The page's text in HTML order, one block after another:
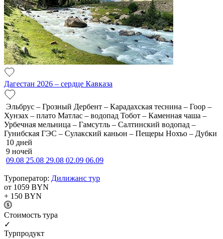
Дагестан 2026 – сердце Кавказа
Эльбрус – Грозный Дербент – Карадахская теснина – Гоор –
Хунзах – плато Матлас – водопад Тобот – Каменная чаша –
Урбечная мельница – Гамсутль – Салтинский водопад –
Гунибская ГЭС – Сулакский каньон – Пещеры Нохъо – Дубки
10 дней
9 ночей
09.08 25.08 29.08 02.09 06.09
Туроператор: Дилижанс тур
от 1059 BYN
+ 150 BYN
Cтоимость тура
✓
Турпродукт